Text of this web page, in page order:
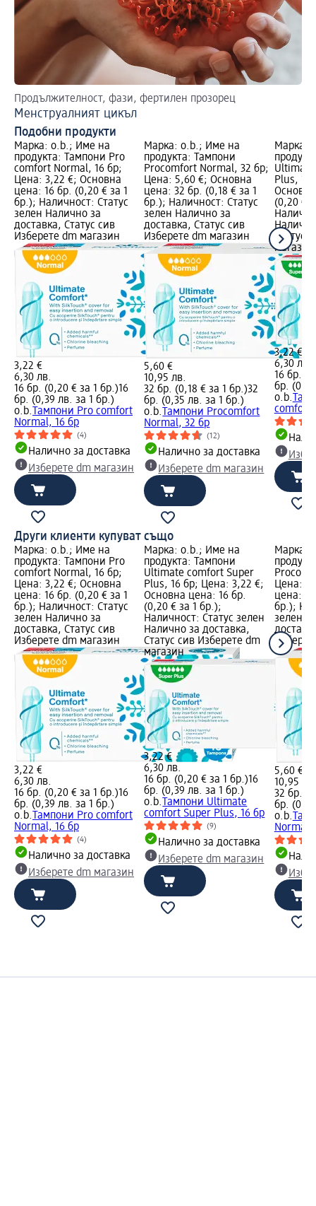
Продължителност, фази, фертилен прозорец
Менструалният цикъл
Подобни продукти
Марка: o.b.; Име на
продукта: Тампони Pro
comfort Normal, 16 бр;
Цена: 3,22 €; Основна
цена: 16 бр. (0,20 € за 1
бр.); Наличност: Статус
зелен Налично за
доставка, Статус сив
Изберете dm магазин
3,22 €
6,30 лв.
16 бр. (0,20 € за 1 бр.)16
бр. (0,39 лв. за 1 бр.)
o.b. Тампони Pro comfort
Normal, 16 бр
(4)
Налично за доставка
Изберете dm магазин
Марка: o.b.; Име на
продукта: Тампони
Procomfort Normal, 32 бр;
Цена: 5,60 €; Основна
цена: 32 бр. (0,18 € за 1
бр.); Наличност: Статус
зелен Налично за
доставка, Статус сив
Изберете dm магазин
5,60 €
10,95 лв.
32 бр. (0,18 € за 1 бр.)32
бр. (0,35 лв. за 1 бр.)
o.b. Тампони Procomfort
Normal, 32 бр
(12)
Налично за доставка
Изберете dm магазин
Марка:
Plus, 16
(0,20 €
Статус
магазин
3,22 €
6,30 лв.
16 бр.
бр.
o.b.
comfort
Други клиенти купуват също
Марка: o.b.; Име на
продукта: Тампони Pro
comfort Normal, 16 бр;
Цена: 3,22 €; Основна
цена: 16 бр. (0,20 € за 1
бр.); Наличност: Статус
зелен Налично за
доставка, Статус сив
Изберете dm магазин
3,22 €
6,30 лв.
16 бр. (0,20 € за 1 бр.)16
бр. (0,39 лв. за 1 бр.)
o.b. Тампони Pro comfort
Normal, 16 бр
(4)
Налично за доставка
Изберете dm магазин
Марка: o.b.; Име на
продукта: Тампони
Ultimate comfort Super
Plus, 16 бр; Цена: 3,22 €;
Основна цена: 16 бр.
(0,20 € за 1 бр.);
Наличност: Статус зелен
Налично за доставка,
Статус сив Изберете dm
магазин
3,22 €
6,30 лв.
16 бр. (0,20 € за 1 бр.)16
бр. (0,39 лв. за 1 бр.)
o.b. Тампони Ultimate
comfort Super Plus, 16 бр
(9)
Налично за доставка
Изберете dm магазин
Марка:
Цена:
цена:
бр.);
зелен
5,60 €
10,95 лв.
32 бр.
бр.
o.b.
Normal,